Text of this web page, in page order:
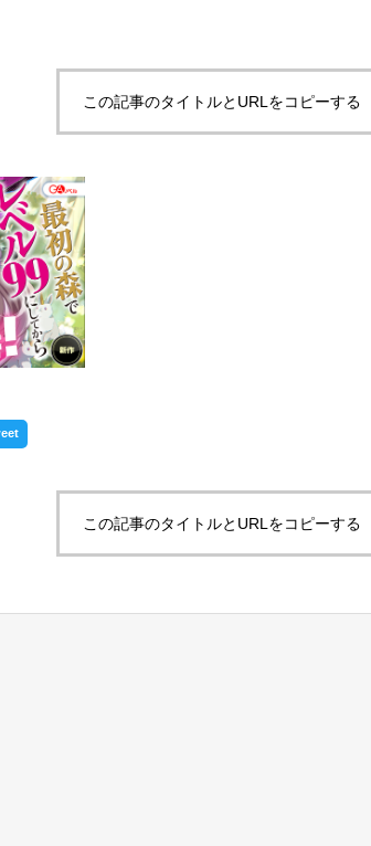
この記事のタイトルとURLをコピーする
この記事のタイトルとURLをコピーする